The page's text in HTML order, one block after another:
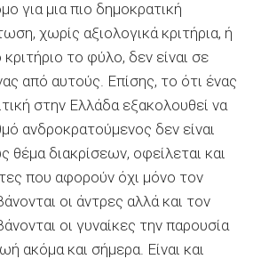
για μια πιο δημοκρατική
χωρίς αξιολογικά κριτήρια, ή
το φύλο, δεν είναι σε
από αυτούς. Επίσης, το ότι ένας
στην Ελλάδα εξακολουθεί να
ανδροκρατούμενος δεν είναι
θέμα διακρίσεων, οφείλεται και
που αφορούν όχι μόνο τον
οι άντρες αλλά και τον
οι γυναίκες την παρουσία
ακόμα και σήμερα. Είναι και